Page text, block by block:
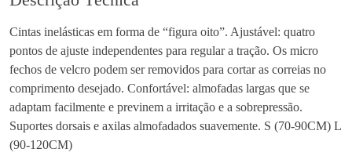
Cintas inelásticas em forma de “figura oito”. Ajustável: quatro
pontos de ajuste independentes para regular a tração. Os micro
fechos de velcro podem ser removidos para cortar as correias no
comprimento desejado. Confortável: almofadas largas que se
adaptam facilmente e previnem a irritação e a sobrepressão.
Suportes dorsais e axilas almofadados suavemente. S (70-90CM) L
(90-120CM)